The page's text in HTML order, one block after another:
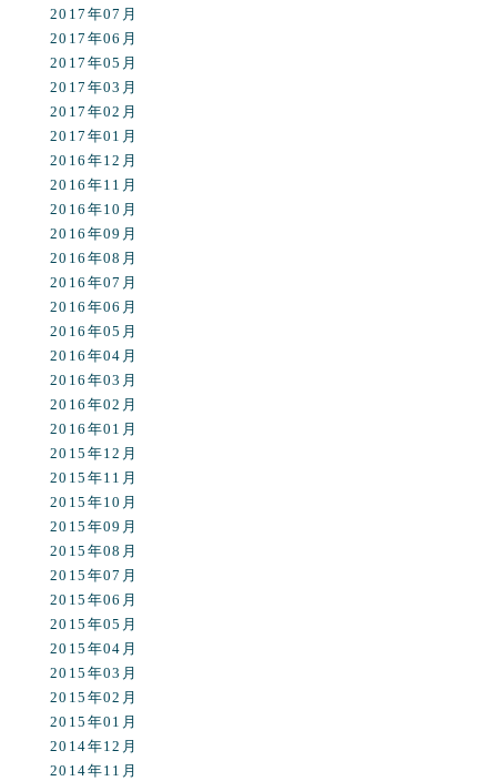
2017年07月
2017年06月
2017年05月
2017年03月
2017年02月
2017年01月
2016年12月
2016年11月
2016年10月
2016年09月
2016年08月
2016年07月
2016年06月
2016年05月
2016年04月
2016年03月
2016年02月
2016年01月
2015年12月
2015年11月
2015年10月
2015年09月
2015年08月
2015年07月
2015年06月
2015年05月
2015年04月
2015年03月
2015年02月
2015年01月
2014年12月
2014年11月